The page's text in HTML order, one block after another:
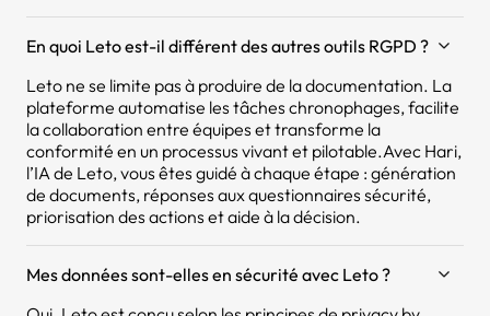
En quoi Leto est-il différent des autres outils RGPD ?
Leto ne se limite pas à produire de la documentation. La
plateforme automatise les tâches chronophages, facilite
la collaboration entre équipes et transforme la
conformité en un processus vivant et pilotable.Avec Hari,
l’IA de Leto, vous êtes guidé à chaque étape : génération
de documents, réponses aux questionnaires sécurité,
priorisation des actions et aide à la décision.
Mes données sont-elles en sécurité avec Leto ?